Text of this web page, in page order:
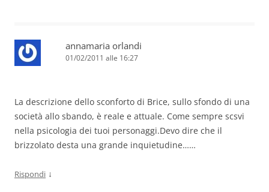
annamaria orlandi
01/02/2011 alle 16:27
La descrizione dello sconforto di Brice, sullo sfondo di una
società allo sbando, è reale e attuale. Come sempre scsvi
nella psicologia dei tuoi personaggi.Devo dire che il
brizzolato desta una grande inquietudine……
Rispondi ↓